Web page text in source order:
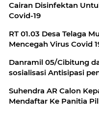
Cairan Disinfektan
Covid-19
RT 01.03 Desa Telaga
Mencegah Virus Covid
Danramil 05/Cibitung
sosialisasi Antisipasi
Suhendra AR Calon
Mendaftar Ke Panitia